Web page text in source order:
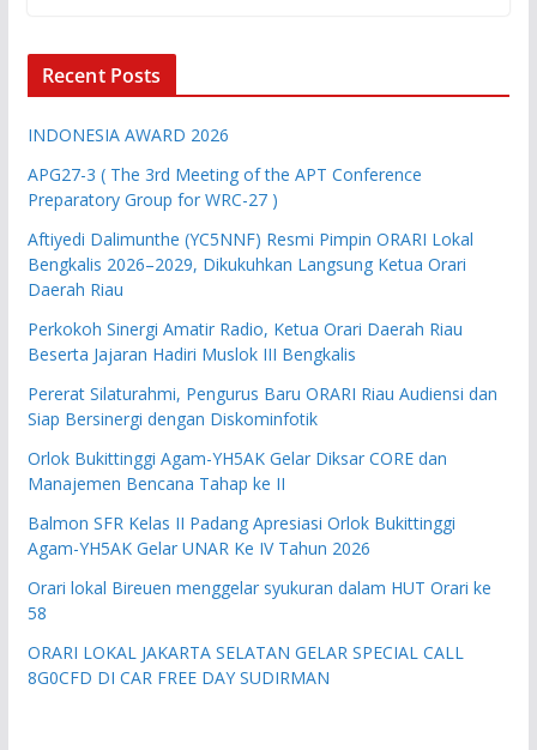
Recent Posts
INDONESIA AWARD 2026
APG27-3 ( The 3rd Meeting of the APT Conference
Preparatory Group for WRC-27 )
Aftiyedi Dalimunthe (YC5NNF) Resmi Pimpin ORARI Lokal
Bengkalis 2026–2029, Dikukuhkan Langsung Ketua Orari
Daerah Riau
Perkokoh Sinergi Amatir Radio, Ketua Orari Daerah Riau
Beserta Jajaran Hadiri Muslok III Bengkalis
Pererat Silaturahmi, Pengurus Baru ORARI Riau Audiensi dan
Siap Bersinergi dengan Diskominfotik
Orlok Bukittinggi Agam-YH5AK Gelar Diksar CORE dan
Manajemen Bencana Tahap ke II
Balmon SFR Kelas II Padang Apresiasi Orlok Bukittinggi
Agam-YH5AK Gelar UNAR Ke IV Tahun 2026
Orari lokal Bireuen menggelar syukuran dalam HUT Orari ke
58
ORARI LOKAL JAKARTA SELATAN GELAR SPECIAL CALL
8G0CFD DI CAR FREE DAY SUDIRMAN